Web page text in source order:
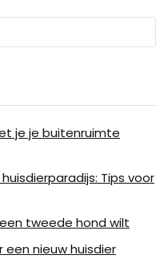
je je buitenruimte
Tips voor
tweede hond wilt
nieuw huisdier